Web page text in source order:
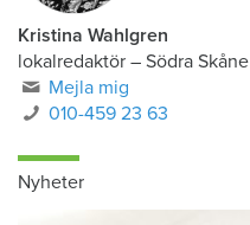
Kristina Wahlgren
lokalredaktör – Södra Skåne
Mejla mig
010-459 23 63
Nyheter